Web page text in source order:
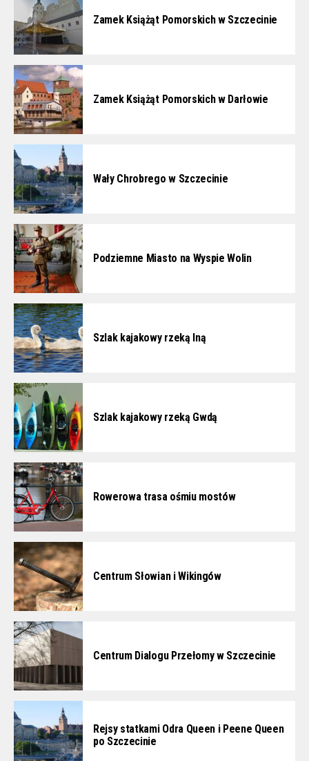
Zamek Książąt Pomorskich w Szczecinie
Zamek Książąt Pomorskich w Darłowie
Wały Chrobrego w Szczecinie
Podziemne Miasto na Wyspie Wolin
Szlak kajakowy rzeką Iną
Szlak kajakowy rzeką Gwdą
Rowerowa trasa ośmiu mostów
Centrum Słowian i Wikingów
Centrum Dialogu Przełomy w Szczecinie
Rejsy statkami Odra Queen i Peene Queen
po Szczecinie